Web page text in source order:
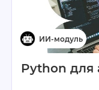
Python для